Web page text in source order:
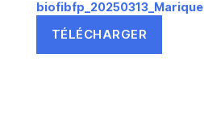
biofibfp_20250313_Marique
TÉLÉCHARGER